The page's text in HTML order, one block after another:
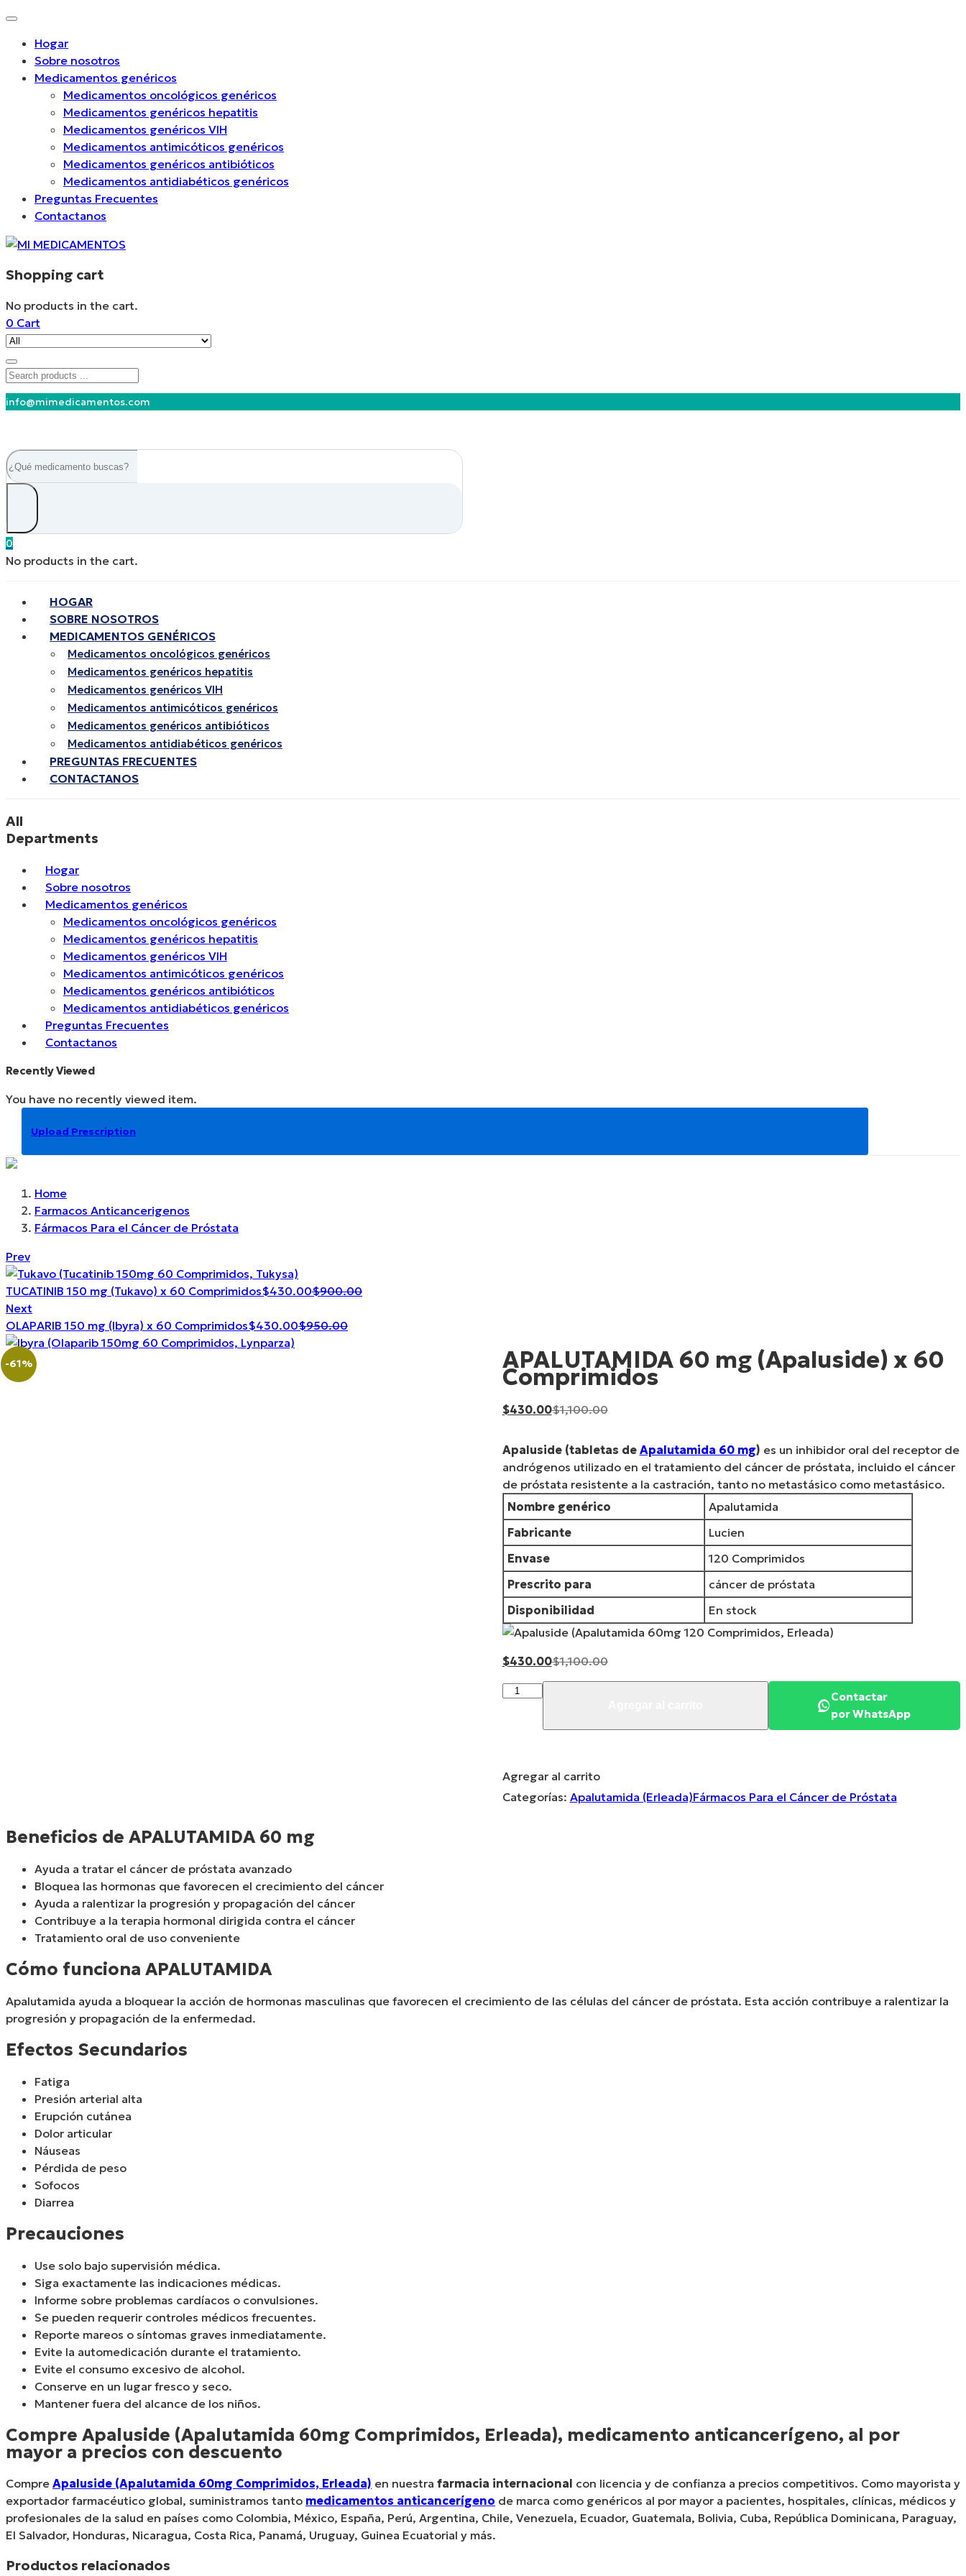
Hogar
Sobre nosotros
Medicamentos genéricos
Medicamentos oncológicos genéricos
Medicamentos genéricos hepatitis
Medicamentos genéricos VIH
Medicamentos antimicóticos genéricos
Medicamentos genéricos antibióticos
Medicamentos antidiabéticos genéricos
Preguntas Frecuentes
Contactanos
Shopping cart
No products in the cart.
0 Cart
info@mimedicamentos.com
0
No products in the cart.
HOGAR
SOBRE NOSOTROS
MEDICAMENTOS GENÉRICOS
Medicamentos oncológicos genéricos
Medicamentos genéricos hepatitis
Medicamentos genéricos VIH
Medicamentos antimicóticos genéricos
Medicamentos genéricos antibióticos
Medicamentos antidiabéticos genéricos
PREGUNTAS FRECUENTES
CONTACTANOS
All
Departments
Hogar
Sobre nosotros
Medicamentos genéricos
Medicamentos oncológicos genéricos
Medicamentos genéricos hepatitis
Medicamentos genéricos VIH
Medicamentos antimicóticos genéricos
Medicamentos genéricos antibióticos
Medicamentos antidiabéticos genéricos
Preguntas Frecuentes
Contactanos
Recently Viewed
You have no recently viewed item.
Upload Prescription
Home
Farmacos Anticancerigenos
Fármacos Para el Cáncer de Próstata
Prev
TUCATINIB 150 mg (Tukavo) x 60 Comprimidos$430.00Current
is:
$900.00Original
Next
OLAPARIB 150 mg (Ibyra) x 60 Comprimidos$430.00Current
$950.00Original
-61% APALUTAMIDA 60 mg (Apaluside) x 60
Comprimidos
$430.00Current
is:
$430.00.
$1,100.00Original
was:
$1,100.00.
Apaluside (tabletas de Apalutamida 60 mg) es un inhibidor oral del receptor de
andrógenos utilizado en el tratamiento del cáncer de próstata, incluido el cáncer
de próstata resistente a la castración, tanto no metastásico como metastásico.
Nombre genérico
Apalutamida
Fabricante
Lucien
Envase
120 Comprimidos
Prescrito para
cáncer de próstata
Disponibilidad
En stock
$430.00Current
price
$1,100.00Original
price
APALUTAMIDA
60
Comprimidos
Contactar
por WhatsApp
Agregar al carrito
Categorías: Apalutamida (Erleada)Fármacos Para el Cáncer de Próstata
Beneficios de APALUTAMIDA 60 mg
Ayuda a tratar el cáncer de próstata avanzado
Bloquea las hormonas que favorecen el crecimiento del cáncer
Ayuda a ralentizar la progresión y propagación del cáncer
Contribuye a la terapia hormonal dirigida contra el cáncer
Tratamiento oral de uso conveniente
Cómo funciona APALUTAMIDA
Apalutamida ayuda a bloquear la acción de hormonas masculinas que favorecen el crecimiento de las células del cáncer de próstata. Esta acción contribuye a ralentizar la
progresión y propagación de la enfermedad.
Efectos Secundarios
Fatiga
Presión arterial alta
Erupción cutánea
Dolor articular
Náuseas
Pérdida de peso
Sofocos
Diarrea
Precauciones
Use solo bajo supervisión médica.
Siga exactamente las indicaciones médicas.
Informe sobre problemas cardíacos o convulsiones.
Se pueden requerir controles médicos frecuentes.
Reporte mareos o síntomas graves inmediatamente.
Evite la automedicación durante el tratamiento.
Evite el consumo excesivo de alcohol.
Conserve en un lugar fresco y seco.
Mantener fuera del alcance de los niños.
Compre Apaluside (Apalutamida 60mg Comprimidos, Erleada), medicamento anticancerígeno, al por
mayor a precios con descuento
Compre Apaluside (Apalutamida 60mg Comprimidos, Erleada) en nuestra farmacia internacional con licencia y de confianza a precios competitivos. Como mayorista y
exportador farmacéutico global, suministramos tanto medicamentos anticancerígeno de marca como genéricos al por mayor a pacientes, hospitales, clínicas, médicos y
profesionales de la salud en países como Colombia, México, España, Perú, Argentina, Chile, Venezuela, Ecuador, Guatemala, Bolivia, Cuba, República Dominicana, Paraguay,
El Salvador, Honduras, Nicaragua, Costa Rica, Panamá, Uruguay, Guinea Ecuatorial y más.
Productos relacionados